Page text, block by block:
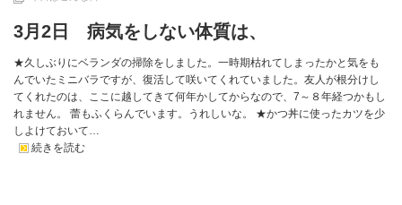
3月2日 病気をしない体質は、
★久しぶりにベランダの掃除をしました。一時期枯れてしまったかと気をも
んでいたミニバラですが、復活して咲いてくれていました。友人が根分けし
てくれたのは、ここに越してきて何年かしてからなので、7～８年経つかもし
れません。 蕾もふくらんでいます。うれしいな。 ★かつ丼に使ったカツを少
しよけておいて…
続きを読む